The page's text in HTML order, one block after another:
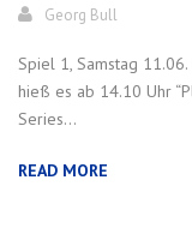
Georg Bull
Spiel 1, Samstag
hieß es ab 14.10 Uhr
Series...
READ MORE